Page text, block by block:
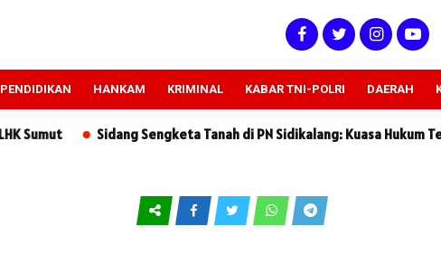
PENDIDIKAN HANKAM KRIMINAL KABAR TNI-POLRI DAERAH
Sidang Sengketa Tanah di PN Sidikalang: Kuasa Hukum Tergugat